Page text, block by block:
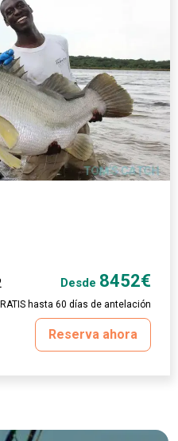
Desde 8452€
hasta 60 días de antelación
Reserva ahora